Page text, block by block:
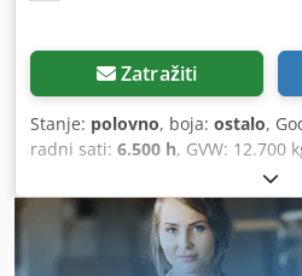
Zatražiti
Stanje: polovno, boja: ostalo,
radni sati: 6.500 h, GVW: 12.700
Deutz CE oznaka: da Serijski
prodaju! Pregledajte naš veb-
mašina spremnih za kupovinu.
prikazanih onlajn, pa nas